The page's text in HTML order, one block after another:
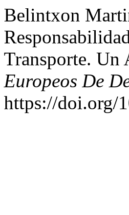
Belintxon
Transporte. Un
Europeos De
https://doi.org/